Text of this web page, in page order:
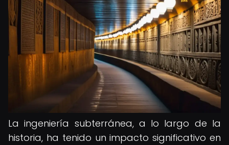
La ingeniería subterránea, a lo largo de la
historia, ha tenido un impacto significativo en